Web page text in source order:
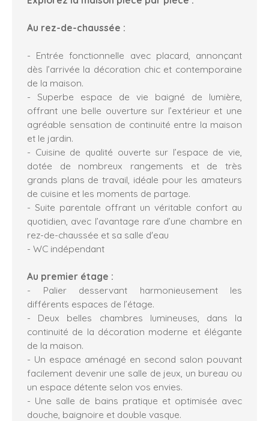
Au rez-de-chaussée :
- Entrée fonctionnelle avec placard, annonçant
dès l’arrivée la décoration chic et contemporaine
de la maison.
- Superbe espace de vie baigné de lumière,
offrant une belle ouverture sur l’extérieur et une
agréable sensation de continuité entre la maison
et le jardin.
- Cuisine de qualité ouverte sur l’espace de vie,
dotée de nombreux rangements et de très
grands plans de travail, idéale pour les amateurs
de cuisine et les moments de partage.
- Suite parentale offrant un véritable confort au
quotidien, avec l’avantage rare d’une chambre en
rez-de-chaussée et sa salle d'eau
- WC indépendant
Au premier étage :
- Palier desservant harmonieusement les
différents espaces de l’étage.
- Deux belles chambres lumineuses, dans la
continuité de la décoration moderne et élégante
de la maison.
- Un espace aménagé en second salon pouvant
facilement devenir une salle de jeux, un bureau ou
un espace détente selon vos envies.
- Une salle de bains pratique et optimisée avec
douche, baignoire et double vasque.